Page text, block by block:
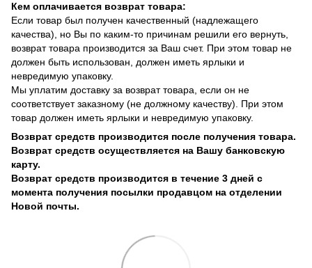
Кем оплачивается возврат товара:
Если товар был получен качественный (надлежащего
качества), но Вы по каким-то причинам решили его вернуть,
возврат товара производится за Ваш счет. При этом товар не
должен быть использован, должен иметь ярлыки и
невредимую упаковку.
Мы уплатим доставку за возврат товара, если он не
соответствует заказному (не должному качеству). При этом
товар должен иметь ярлыки и невредимую упаковку.
Возврат средств производится после получения товара.
Возврат средств осуществляется на Вашу банковскую
карту.
Возврат средств производится в течение 3 дней с
момента получения посылки продавцом на отделении
Новой почты.